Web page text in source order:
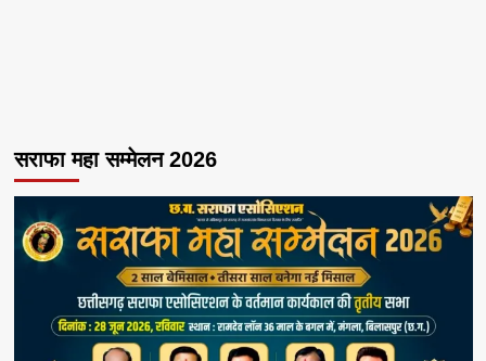
सराफा महा सम्मेलन 2026